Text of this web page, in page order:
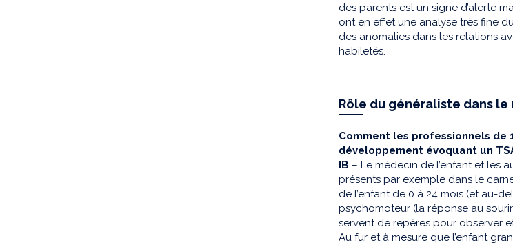
des parents est un signe d’alerte
ont en effet une analyse très fine
des anomalies dans les relations
habiletés.
Rôle du généraliste dans
Comment les professionnels de
développement évoquant un
IB – Le médecin de l’enfant et les
présents par exemple dans le
de l’enfant de 0 à 24 mois (et au-
psychomoteur (la réponse au
servent de repères pour observer
Au fur et à mesure que l’enfant